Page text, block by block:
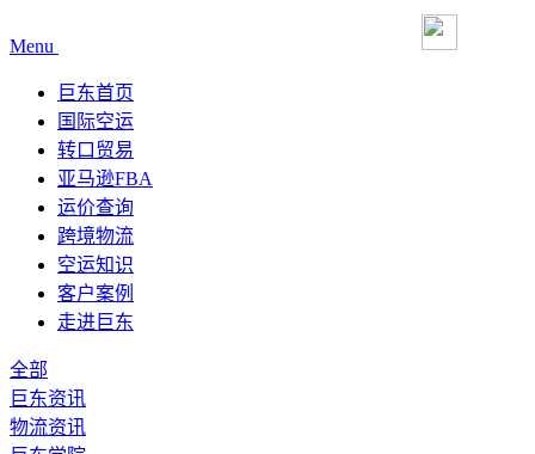
Menu
巨东首页
国际空运
转口贸易
亚马逊FBA
运价查询
跨境物流
空运知识
客户案例
走进巨东
全部
巨东资讯
物流资讯